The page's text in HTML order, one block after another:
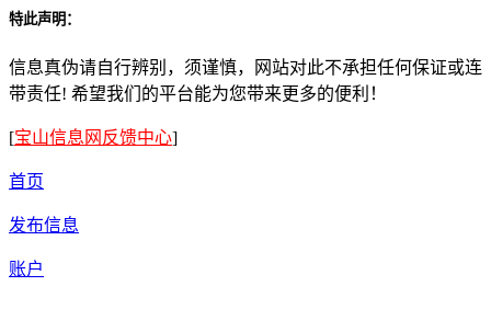
特此声明：
信息真伪请自行辨别，须谨慎，网站对此不承担任何保证或连
带责任! 希望我们的平台能为您带来更多的便利！
[宝山信息网反馈中心]
首页
发布信息
账户